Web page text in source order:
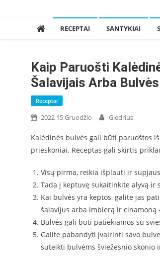
RECEPTAI SANTYKIAI
Kaip Paruošti
Šalavijais Arba
Receptai
2022 15 Gruodžio Giedrius
Kalėdinės bulvės gali būti paruoštos
prieskoniai. Receptas gali skirtis
Visų pirma, reikia išplauti ir
Tada į keptuvę sukaitinkite alyvą ir
Kai bulvės yra keptos, galite jas
šalavijus arba imbierą ir
Bulvės gali būti patiekiamos su
Galite pabandyti įvairinti savo
suteikti bulvėms šviežesnio skonio